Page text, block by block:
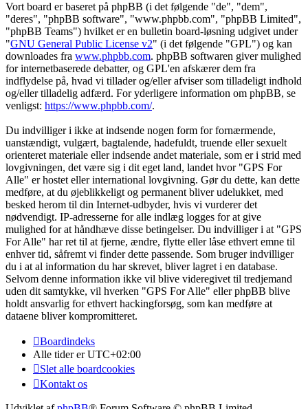
Vort board er baseret på phpBB (i det følgende "de", "dem",
"deres", "phpBB software", "www.phpbb.com", "phpBB Limited",
"phpBB Teams") hvilket er en bulletin board-løsning udgivet under
"GNU General Public License v2" (i det følgende "GPL") og kan
downloades fra www.phpbb.com. phpBB softwaren giver mulighed
for internetbaserede debatter, og GPL'en afskærer dem fra
indflydelse på, hvad vi tillader og/eller afviser som tilladeligt indhold
og/eller tilladelig adfærd. For yderligere information om phpBB, se
venligst: https://www.phpbb.com/.
Du indvilliger i ikke at indsende nogen form for fornærmende,
uanstændigt, vulgært, bagtalende, hadefuldt, truende eller sexuelt
orienteret materiale eller indsende andet materiale, som er i strid med
lovgivningen, det være sig i dit eget land, landet hvor "GPS For
Alle" er hostet eller international lovgivning. Gør du dette, kan dette
medføre, at du øjeblikkeligt og permanent bliver udelukket, med
besked herom til din Internet-udbyder, hvis vi vurderer det
nødvendigt. IP-adresserne for alle indlæg logges for at give
mulighed for at håndhæve disse betingelser. Du indvilliger i at "GPS
For Alle" har ret til at fjerne, ændre, flytte eller låse ethvert emne til
enhver tid, såfremt vi finder dette passende. Som bruger indvilliger
du i at al information du har skrevet, bliver lagret i en database.
Selvom denne information ikke vil blive videregivet til tredjemand
uden dit samtykke, vil hverken "GPS For Alle" eller phpBB blive
holdt ansvarlig for ethvert hackingforsøg, som kan medføre at
dataene bliver kompromitteret.
Boardindeks
Alle tider erUTC+02:00
Slet alle boardcookies
Kontakt os